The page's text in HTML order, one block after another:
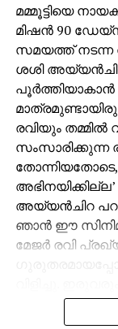
മമ്മൂട്ടിയെ
മിഷന്‍ 90
സമയത്ത് നടന്ന
ശശി അയ്യന്‍ചിറ
പൂര്‍ത്തിയാകാന്‍
രവിയും തമ്മില്‍
സംസാരിക്കുന്ന
തോന്നിയതോടെ,
അയ്യന്‍ചിറ
ഞാന്‍ ഈ
മേജര്‍ രവി
‘മമ്മൂക്ക